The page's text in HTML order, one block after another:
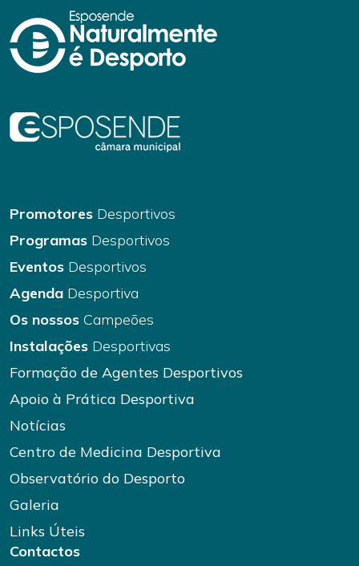
Promotores Desportivos
Programas Desportivos
Eventos Desportivos
Agenda Desportiva
Os nossos Campeões
Instalações Desportivas
Formação de Agentes Desportivos
Apoio à Prática Desportiva
Notícias
Centro de Medicina Desportiva
Observatório do Desporto
Galeria
Links Úteis
Contactos